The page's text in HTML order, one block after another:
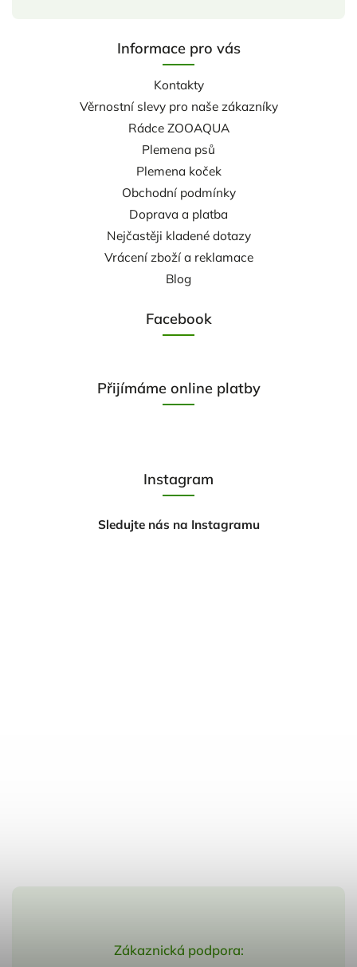
Zákaznická podpora:
Informace pro vás
Kontakty
Věrnostní slevy pro naše zákazníky
Rádce ZOOAQUA
Plemena psů
Plemena koček
Obchodní podmínky
Doprava a platba
Nejčastěji kladené dotazy
Vrácení zboží a reklamace
Blog
Facebook
Přijímáme online platby
Instagram
Sledujte nás na Instagramu